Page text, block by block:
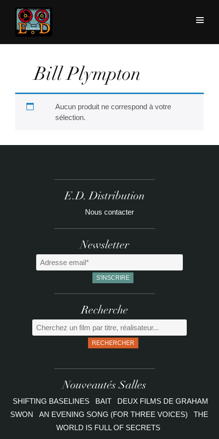
Bill Plympton
Aucun produit ne correspond à votre
sélection.
E.D. Distribution
Nous contacter
Newsletter
Recherche
RECHERCHER
Nouveautés Salles
SHIFTING BASELINES BAIT
DEUX FILMS DE GRAHAM
SWON
AN EVENING SONG (FOR THREE VOICES)
THE
WORLD IS FULL OF SECRETS